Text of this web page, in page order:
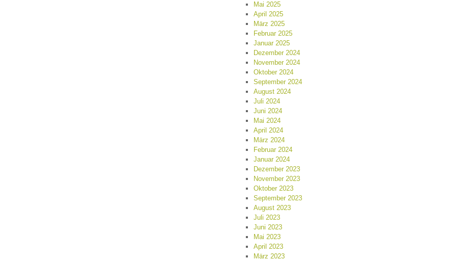
Mai 2025
April 2025
März 2025
Februar 2025
Januar 2025
Dezember 2024
November 2024
Oktober 2024
September 2024
August 2024
Juli 2024
Juni 2024
Mai 2024
April 2024
März 2024
Februar 2024
Januar 2024
Dezember 2023
November 2023
Oktober 2023
September 2023
August 2023
Juli 2023
Juni 2023
Mai 2023
April 2023
März 2023